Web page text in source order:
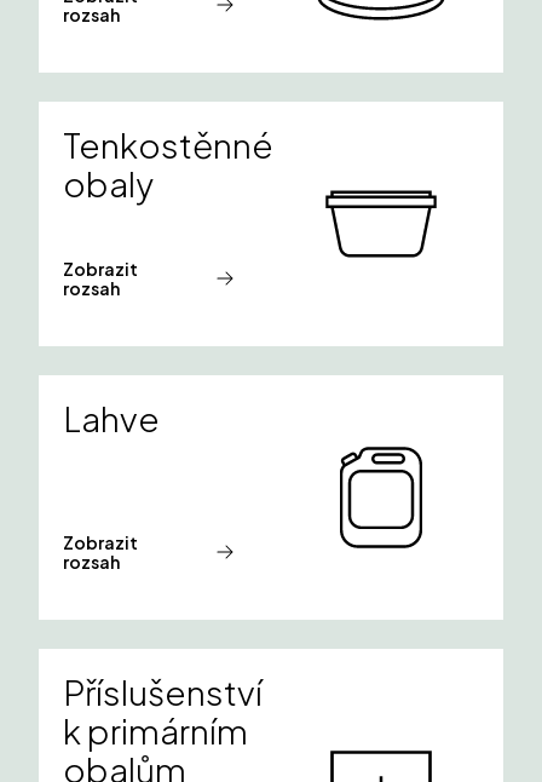
rozsah
Tenkostěnné
obaly
Zobrazit
rozsah
Lahve
Zobrazit
rozsah
Příslušenství
k primárním
obalům